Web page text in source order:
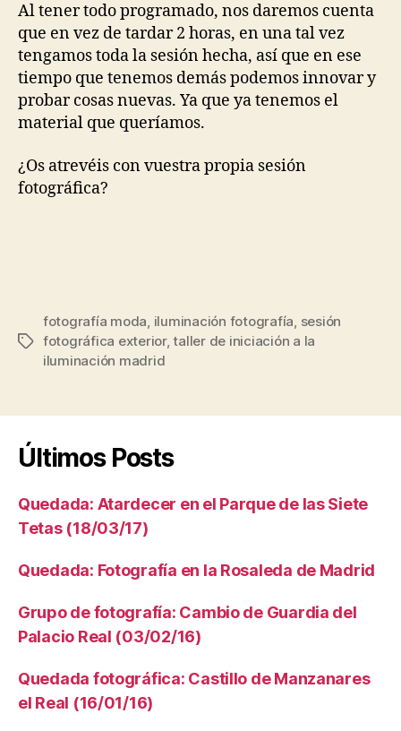
Al tener todo programado, nos daremos cuenta
que en vez de tardar 2 horas, en una tal vez
tengamos toda la sesión hecha, así que en ese
tiempo que tenemos demás podemos innovar y
probar cosas nuevas. Ya que ya tenemos el
material que queríamos.
¿Os atrevéis con vuestra propia sesión
fotográfica?
Etiquetas
fotografía moda, iluminación fotografía, sesión
fotográfica exterior,taller de iniciación a la
iluminación madrid
Últimos Posts
Quedada: Atardecer en el Parque de las Siete
Tetas (18/03/17)
Quedada: Fotografía en la Rosaleda de Madrid
Grupo de fotografía: Cambio de Guardia del
Palacio Real (03/02/16)
Quedada fotográfica: Castillo de Manzanares
el Real (16/01/16)